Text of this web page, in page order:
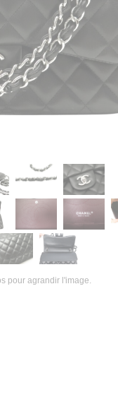
pour agrandir l'image.